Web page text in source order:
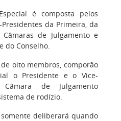
é composta pelos
da Primeira, da
de Julgamento e
do Conselho.
oito membros, comporão
o Presidente e o Vice-
de Julgamento
de rodízio.
deliberará quando